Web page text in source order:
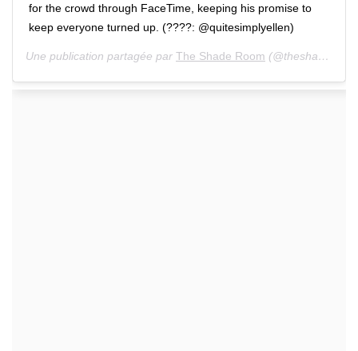
for the crowd through FaceTime, keeping his promise to
keep everyone turned up. (????: @quitesimplyellen)
Une publication partagée par The Shade Room (@theshaderoom) le 5 Déc. 2019 à 9 :20 PST